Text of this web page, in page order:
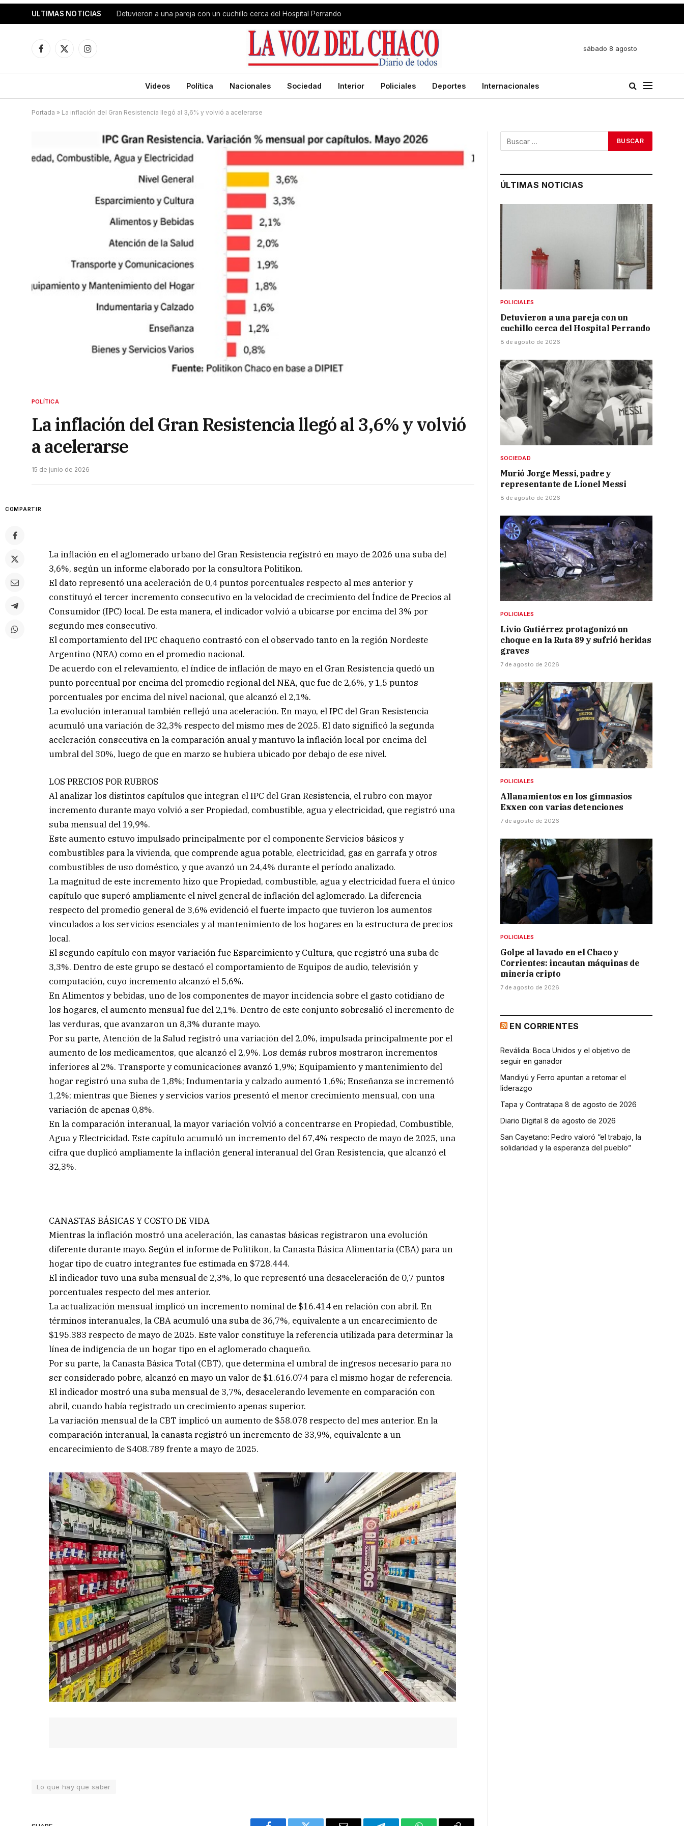
ULTIMAS NOTICIAS Detuvieron a una pareja con un cuchillo cerca del Hospital Perrando
Facebook
X
Instagram
sábado 8 agosto
Videos Política Nacionales Sociedad Interior Policiales Deportes Internacionales
Portada » La inflación del Gran Resistencia llegó al 3,6% y volvió a acelerarse
POLÍTICA
La inflación del Gran Resistencia llegó al 3,6% y volvió
a acelerarse
15 de junio de 2026
COMPARTIR
La inflación en el aglomerado urbano del Gran Resistencia registró en mayo de 2026 una suba del
3,6%, según un informe elaborado por la consultora Politikon.
El dato representó una aceleración de 0,4 puntos porcentuales respecto al mes anterior y
constituyó el tercer incremento consecutivo en la velocidad de crecimiento del Índice de Precios al
Consumidor (IPC) local. De esta manera, el indicador volvió a ubicarse por encima del 3% por
segundo mes consecutivo.
El comportamiento del IPC chaqueño contrastó con el observado tanto en la región Nordeste
Argentino (NEA) como en el promedio nacional.
De acuerdo con el relevamiento, el índice de inflación de mayo en el Gran Resistencia quedó un
punto porcentual por encima del promedio regional del NEA, que fue de 2,6%, y 1,5 puntos
porcentuales por encima del nivel nacional, que alcanzó el 2,1%.
La evolución interanual también reflejó una aceleración. En mayo, el IPC del Gran Resistencia
acumuló una variación de 32,3% respecto del mismo mes de 2025. El dato significó la segunda
aceleración consecutiva en la comparación anual y mantuvo la inflación local por encima del
umbral del 30%, luego de que en marzo se hubiera ubicado por debajo de ese nivel.
LOS PRECIOS POR RUBROS
Al analizar los distintos capítulos que integran el IPC del Gran Resistencia, el rubro con mayor
incremento durante mayo volvió a ser Propiedad, combustible, agua y electricidad, que registró una
suba mensual del 19,9%.
Este aumento estuvo impulsado principalmente por el componente Servicios básicos y
combustibles para la vivienda, que comprende agua potable, electricidad, gas en garrafa y otros
combustibles de uso doméstico, y que avanzó un 24,4% durante el período analizado.
La magnitud de este incremento hizo que Propiedad, combustible, agua y electricidad fuera el único
capítulo que superó ampliamente el nivel general de inflación del aglomerado. La diferencia
respecto del promedio general de 3,6% evidenció el fuerte impacto que tuvieron los aumentos
vinculados a los servicios esenciales y al mantenimiento de los hogares en la estructura de precios
local.
El segundo capítulo con mayor variación fue Esparcimiento y Cultura, que registró una suba de
3,3%. Dentro de este grupo se destacó el comportamiento de Equipos de audio, televisión y
computación, cuyo incremento alcanzó el 5,6%.
En Alimentos y bebidas, uno de los componentes de mayor incidencia sobre el gasto cotidiano de
los hogares, el aumento mensual fue del 2,1%. Dentro de este conjunto sobresalió el incremento de
las verduras, que avanzaron un 8,3% durante mayo.
Por su parte, Atención de la Salud registró una variación del 2,0%, impulsada principalmente por el
aumento de los medicamentos, que alcanzó el 2,9%. Los demás rubros mostraron incrementos
inferiores al 2%. Transporte y comunicaciones avanzó 1,9%; Equipamiento y mantenimiento del
hogar registró una suba de 1,8%; Indumentaria y calzado aumentó 1,6%; Enseñanza se incrementó
1,2%; mientras que Bienes y servicios varios presentó el menor crecimiento mensual, con una
variación de apenas 0,8%.
En la comparación interanual, la mayor variación volvió a concentrarse en Propiedad, Combustible,
Agua y Electricidad. Este capítulo acumuló un incremento del 67,4% respecto de mayo de 2025, una
cifra que duplicó ampliamente la inflación general interanual del Gran Resistencia, que alcanzó el
32,3%.
CANASTAS BÁSICAS Y COSTO DE VIDA
Mientras la inflación mostró una aceleración, las canastas básicas registraron una evolución
diferente durante mayo. Según el informe de Politikon, la Canasta Básica Alimentaria (CBA) para un
hogar tipo de cuatro integrantes fue estimada en $728.444.
El indicador tuvo una suba mensual de 2,3%, lo que representó una desaceleración de 0,7 puntos
porcentuales respecto del mes anterior.
La actualización mensual implicó un incremento nominal de $16.414 en relación con abril. En
términos interanuales, la CBA acumuló una suba de 36,7%, equivalente a un encarecimiento de
$195.383 respecto de mayo de 2025. Este valor constituye la referencia utilizada para determinar la
línea de indigencia de un hogar tipo en el aglomerado chaqueño.
Por su parte, la Canasta Básica Total (CBT), que determina el umbral de ingresos necesario para no
ser considerado pobre, alcanzó en mayo un valor de $1.616.074 para el mismo hogar de referencia.
El indicador mostró una suba mensual de 3,7%, desacelerando levemente en comparación con
abril, cuando había registrado un crecimiento apenas superior.
La variación mensual de la CBT implicó un aumento de $58.078 respecto del mes anterior. En la
comparación interanual, la canasta registró un incremento de 33,9%, equivalente a un
encarecimiento de $408.789 frente a mayo de 2025.
Lo que hay que saber
ÚLTIMAS NOTICIAS
POLICIALES
Detuvieron a una pareja con un
cuchillo cerca del Hospital Perrando
8 de agosto de 2026
SOCIEDAD
Murió Jorge Messi, padre y
representante de Lionel Messi
8 de agosto de 2026
POLICIALES
Livio Gutiérrez protagonizó un
choque en la Ruta 89 y sufrió heridas
graves
7 de agosto de 2026
POLICIALES
Allanamientos en los gimnasios
Exxen con varias detenciones
7 de agosto de 2026
POLICIALES
Golpe al lavado en el Chaco y
Corrientes: incautan máquinas de
minería cripto
7 de agosto de 2026
EN CORRIENTES
Reválida: Boca Unidos y el objetivo de
seguir en ganador
Mandiyú y Ferro apuntan a retomar el
liderazgo
Tapa y Contratapa 8 de agosto de 2026
Diario Digital 8 de agosto de 2026
San Cayetano: Pedro valoró “el trabajo, la
solidaridad y la esperanza del pueblo”